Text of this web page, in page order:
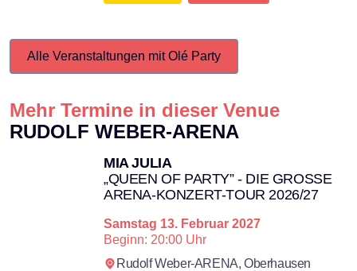
Alle Veranstaltungen mit Olé Party
Mehr Termine in dieser Venue
RUDOLF WEBER-ARENA
MIA JULIA
„QUEEN OF PARTY” - DIE GROSSE A
RENA-KONZERT-TOUR 2026/27
Samstag 13. Februar 2027
Beginn: 20:00 Uhr
Rudolf Weber-ARENA,Oberhausen